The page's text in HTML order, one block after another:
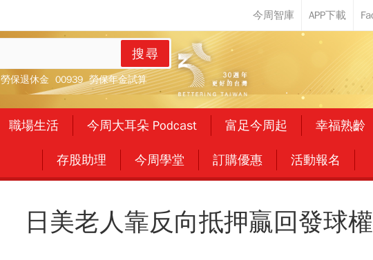
搜尋
勞保退休金 00939 勞保年金試算
職場生活 今周大耳朵 Podcast 富足今周起 幸福熟齡
存股助理 今周學堂 訂購優惠 活動報名
日美老人靠反向抵押贏回發球權